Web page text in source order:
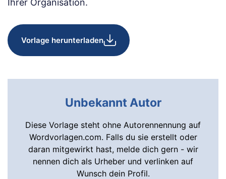
Ihrer Organisation.
Vorlage herunterladen
Unbekannt Autor
Diese Vorlage steht ohne Autorennennung auf
Wordvorlagen.com. Falls du sie erstellt oder
daran mitgewirkt hast, melde dich gern - wir
nennen dich als Urheber und verlinken auf
Wunsch dein Profil.